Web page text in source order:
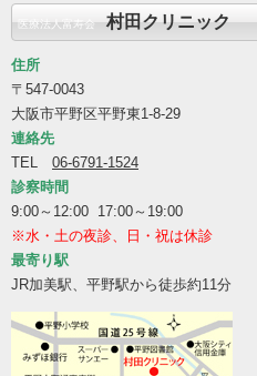
医療法人富寿会村田クリニック
住所
〒547-0043
大阪市平野区平野東1-8-29
連絡先
TEL 06-6791-1524
診察時間
9:00～12:00 17:00～19:00
※水・土の夜診、日・祝は休診
最寄り駅
JR加美駅、平野駅から徒歩約11分